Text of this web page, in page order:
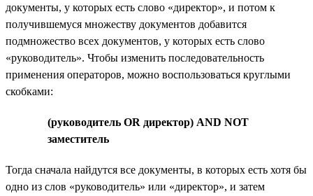
документы, у которых есть слово «директор», и потом к
получившемуся множеству документов добавится
подмножество всех документов, у которых есть слово
«руководитель». Чтобы изменить последовательность
применения операторов, можно воспользоваться круглыми
скобками:
(руководитель OR директор) AND NOT
заместитель
Тогда сначала найдутся все документы, в которых есть хотя бы
одно из слов «руководитель» или «директор», и затем